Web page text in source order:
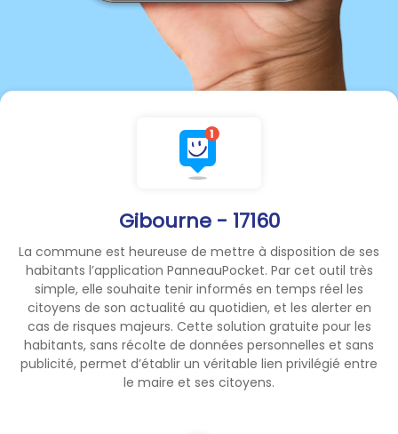
Gibourne - 17160
La commune est heureuse de mettre à disposition de ses
habitants l’application PanneauPocket. Par cet outil très
simple, elle souhaite tenir informés en temps réel les
citoyens de son actualité au quotidien, et les alerter en
cas de risques majeurs. Cette solution gratuite pour les
habitants, sans récolte de données personnelles et sans
publicité, permet d’établir un véritable lien privilégié entre
le maire et ses citoyens.
notre service Info Jeunes
propose une première
sensibilisation au monde du
fondamenteux
du baby-sitting, à destination
• Initiation lors d'un temps
d'information sur une demi-
ateliers ➡️ soins de l'enfant,
développement de l'enfant,
contrat et posture, jeux et
ateliers
• Passation d'une qualification
aux Premiers Secours Citoyen
(PSC) ➡️ avec une